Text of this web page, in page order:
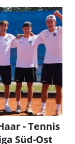
- Tennis
Süd-Ost